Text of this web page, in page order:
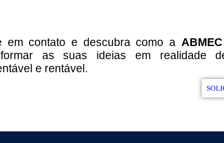
em contato e descubra como a
as suas ideias em realidade
e rentável.